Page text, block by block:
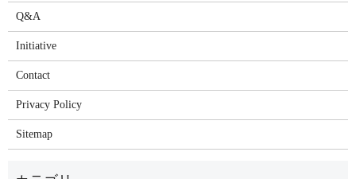
Q&A
Initiative
Contact
Privacy Policy
Sitemap